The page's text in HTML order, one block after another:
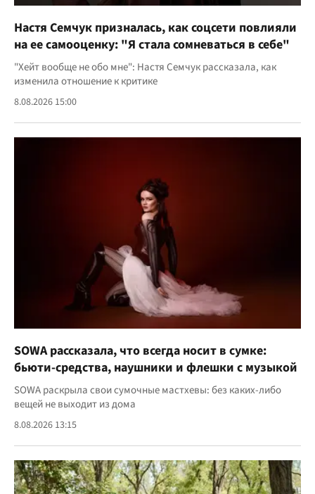
Настя Семчук призналась, как соцсети повлияли
на ее самооценку: "Я стала сомневаться в себе"
"Хейт вообще не обо мне": Настя Семчук рассказала, как
изменила отношение к критике
8.08.2026 15:00
SOWA рассказала, что всегда носит в сумке:
бьюти-средства, наушники и флешки с музыкой
SOWA раскрыла свои сумочные мастхевы: без каких-либо
вещей не выходит из дома
8.08.2026 13:15